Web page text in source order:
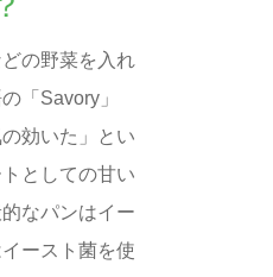
の野菜を入れ
「Savory」
効いた」とい
としての甘い
なパンはイー
ースト菌を使